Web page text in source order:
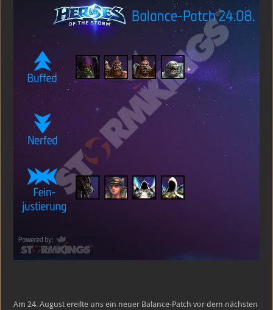
vom
24.
August
Am 24. August ereilte uns ein neuer Balance-Patch vor dem nächsten